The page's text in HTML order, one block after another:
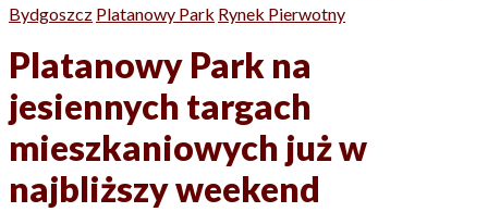
Bydgoszcz Platanowy Park Rynek Pierwotny
Platanowy Park na
jesiennych targach
mieszkaniowych już w
najbliższy weekend